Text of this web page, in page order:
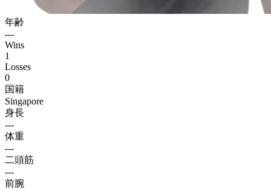
年齢
---
Wins
1
Losses
0
国籍
Singapore
身長
---
体重
---
二頭筋
---
前腕